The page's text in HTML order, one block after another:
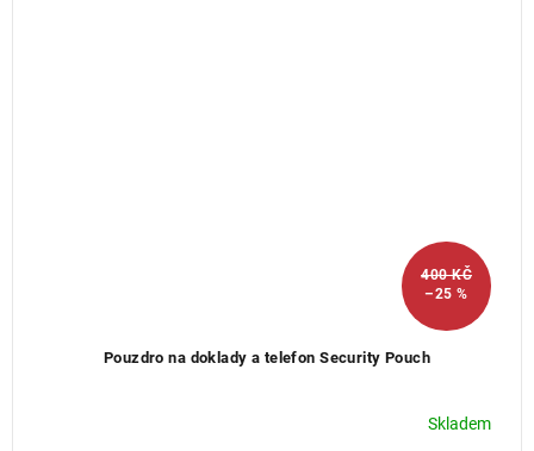
400 KČ
–25 %
Pouzdro na doklady a telefon Security Pouch
Skladem